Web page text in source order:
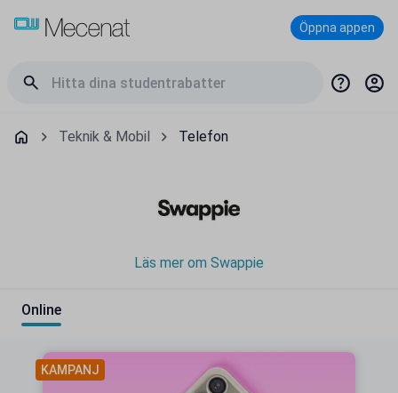
Öppna appen
Teknik & Mobil Telefon
Läs mer om Swappie
Online
KAMPANJ